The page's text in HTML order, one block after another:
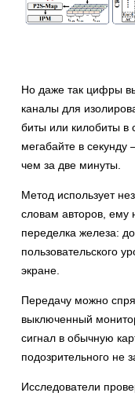
Но даже так цифры
каналы для
биты или килобиты в
мегабайте в
чем за две минуты.
Метод использует
словам авторов, ему
переделка железа:
пользовательского
экране.
Передачу можно
выключенный
сигнал в обычную
подозрительного не
Исследователи